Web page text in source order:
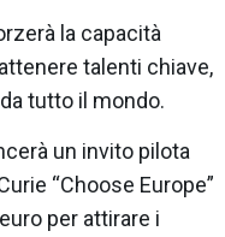
la capacità
talenti chiave,
tutto il mondo.
un invito pilota
“Choose Europe”
per attirare i